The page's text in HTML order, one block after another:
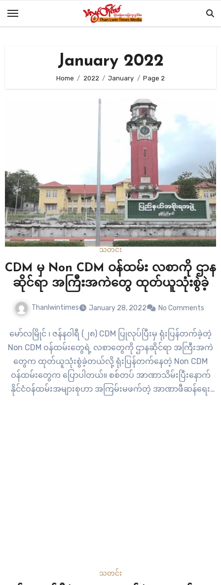
January 2022
Home 2022 January Page 2
သတင်း
CDM မှ Non CDM ဝန်ထမ်း လစာကို ဌာန
ဆိုင်ရာ အကြီးအကဲတွေ ထုတ်ယူသုံးစွဲခဲ့
Thanlwintimes January 28, 2022 No Comments
မော်လမြိုင် ၊ ဇန်နဝါရီ (၂၈) CDM ပြုလုပ်ပြီးမှ ရုံးပြန်တက်ခဲ့တဲ့
Non CDM ဝန်ထမ်းတွေရဲ့ လစာတွေကို ဌာနဆိုင်ရာ အကြီးအကဲ
တွေက ထုတ်ယူသုံးစွဲခဲ့တယ်လို့ ရုံးပြန်တက်နေတဲ့ Non CDM
ဝန်ထမ်းတွေက ပြောပါတယ်။ စစ်တပ် အာဏာသိမ်းပြီးနောက်
နိုင်ငံဝန်ထမ်းအများစုဟာ အကြမ်းမဖက်တဲ့ အာဏာဖီဆန်ရေး
သတင်း